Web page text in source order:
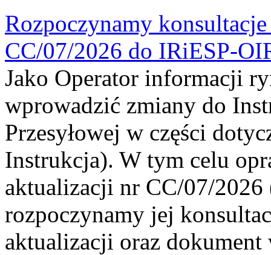
Rozpoczynamy
CC/07/2026 do IRiESP-
Jako Operator informacji
wprowadzić zmiany do
Przesyłowej w części
Instrukcja). W tym celu
aktualizacji nr CC/07/
rozpoczynamy jej
aktualizacji oraz